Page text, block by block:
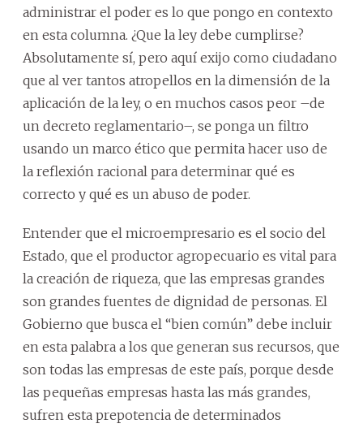
administrar el poder es lo que pongo en contexto
en esta columna. ¿Que la ley debe cumplirse?
Absolutamente sí, pero aquí exijo como ciudadano
que al ver tantos atropellos en la dimensión de la
aplicación de la ley, o en muchos casos peor –de
un decreto reglamentario–, se ponga un filtro
usando un marco ético que permita hacer uso de
la reflexión racional para determinar qué es
correcto y qué es un abuso de poder.
Entender que el microempresario es el socio del
Estado, que el productor agropecuario es vital para
la creación de riqueza, que las empresas grandes
son grandes fuentes de dignidad de personas. El
Gobierno que busca el “bien común” debe incluir
en esta palabra a los que generan sus recursos, que
son todas las empresas de este país, porque desde
las pequeñas empresas hasta las más grandes,
sufren esta prepotencia de determinados